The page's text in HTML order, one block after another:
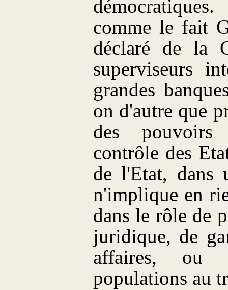
comme le fait
déclaré de la
superviseurs
grandes
on d'autre que
des
contrôle des
de l'Etat, dans
n'implique en
dans le rôle de
juridique, de
affaires, ou
populations au